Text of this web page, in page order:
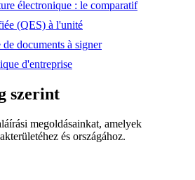
électronique : le comparatif
(QES) à l'unité
documents à signer
d'entreprise
szerint
megoldásainkat, amelyek
és országához.